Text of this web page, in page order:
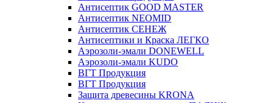
Антисептик GOOD MASTER
Антисептик NEOMID
Антисептик СЕНЕЖ
Антисептики и Краска ЛЕГКО
Аэрозоли-эмали DONEWELL
Аэрозоли-эмали KUDO
ВГТ Продукция
ВГТ Продукция
Защита древесины KRONA